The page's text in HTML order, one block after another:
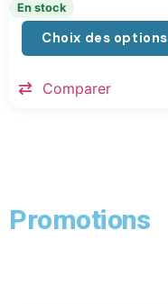
En stock
Choix des options
Comparer
Promotions